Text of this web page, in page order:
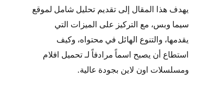
يهدف هذا المقال إلى تقديم تحليل شامل لموقع
سيما وبس، مع التركيز على الميزات التي
يقدمها، والتنوع الهائل في محتواه، وكيف
استطاع أن يصبح اسماً مرادفاً لـتحميل افلام
ومسلسلات اون لاين بجودة عالية.